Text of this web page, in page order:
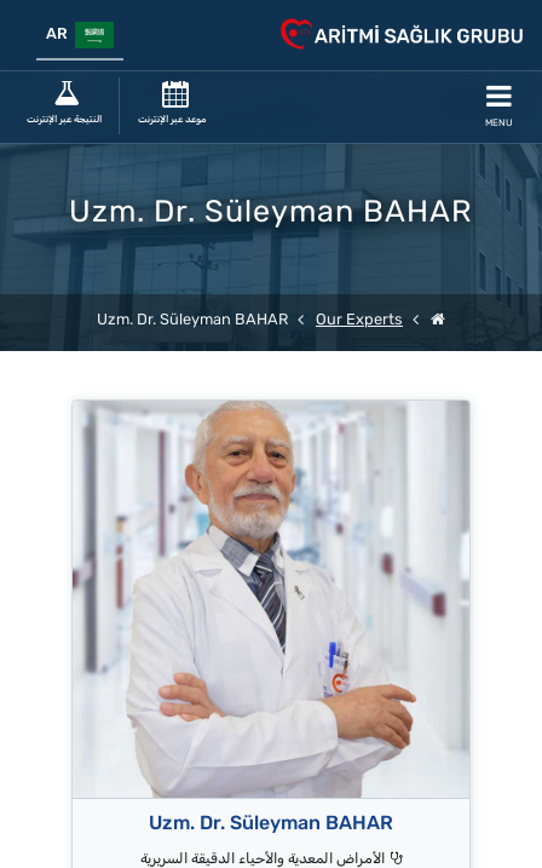
MENU موعد عبر الإنترنت النتيجة عبر الإنترنت
Uzm. Dr. Süleyman BAHAR
Our Experts
Uzm. Dr. Süleyman BAHAR
Uzm. Dr. Süleyman BAHAR
الأمراض المعدية والأحياء الدقيقة السريرية